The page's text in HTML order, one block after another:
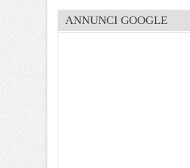
ANNUNCI GOOGLE